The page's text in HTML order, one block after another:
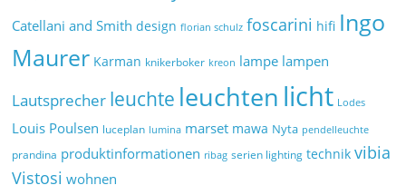
Catellani and Smith design florian schulz foscarini hifi Ingo
Maurer Karman knikerboker kreon lampe lampen
Lautsprecher leuchte leuchten licht Lodes
Louis Poulsen luceplan lumina marset mawa Nyta pendelleuchte
prandina produktinformationen ribag serien lighting technik vibia
Vistosi wohnen